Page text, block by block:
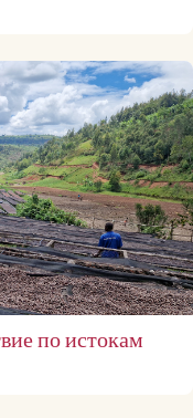
по истокам